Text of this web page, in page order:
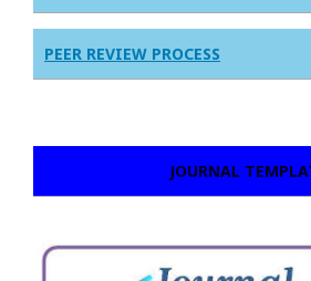
PEER REVIEW PROCESS
JOURNAL